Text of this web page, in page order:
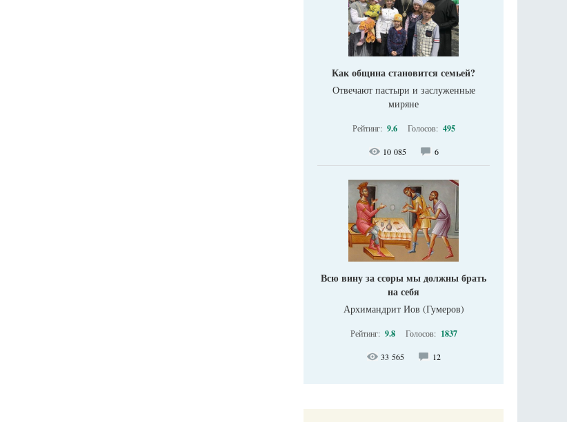
Как община становится семьей?
Отвечают пастыри и заслуженные
миряне
Рейтинг: 9.6 Голосов: 495
10 085 6
Всю вину за ссоры мы должны брать
на себя
Архимандрит Иов (Гумеров)
Рейтинг: 9.8 Голосов: 1837
33 565 12